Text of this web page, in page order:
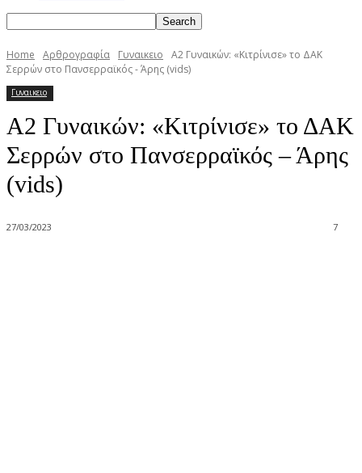
Home Αρθρογραφία Γυναικειο
Α2 Γυναικών: «Κιτρίνισε» το ΔΑΚ
Σερρών στο Πανσερραϊκός - Άρης (vids)
Γυναικειο
Α2 Γυναικών: «Κιτρίνισε» το ΔΑΚ
Σερρών στο Πανσερραϊκός – Άρης
(vids)
27/03/2023 7